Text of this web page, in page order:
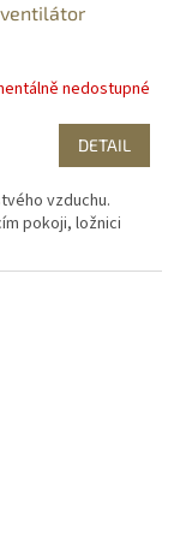
nedostupné
DETAIL
vzduchu.
pokoji, ložnici